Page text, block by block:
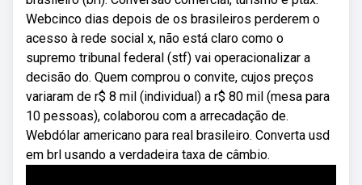
Webcinco dias depois de os brasileiros perderem o
acesso à rede social x, não está claro como o
supremo tribunal federal (stf) vai operacionalizar a
decisão do. Quem comprou o convite, cujos preços
variaram de r$ 8 mil (individual) a r$ 80 mil (mesa para
10 pessoas), colaborou com a arrecadação de.
Webdólar americano para real brasileiro. Converta usd
em brl usando a verdadeira taxa de câmbio.